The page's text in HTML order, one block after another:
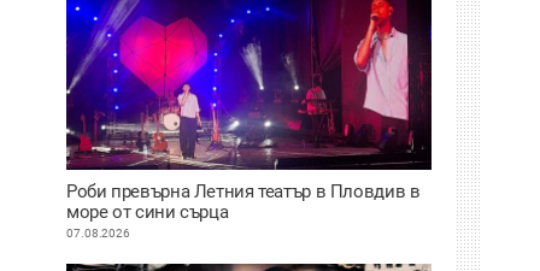
Роби превърна Летния театър в Пловдив в
море от сини сърца
07.08.2026